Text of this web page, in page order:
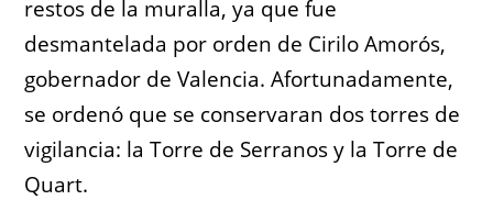
restos de la muralla, ya que fue
desmantelada por orden de Cirilo Amorós,
gobernador de Valencia. Afortunadamente,
se ordenó que se conservaran dos torres de
vigilancia: la Torre de Serranos y la Torre de
Quart.